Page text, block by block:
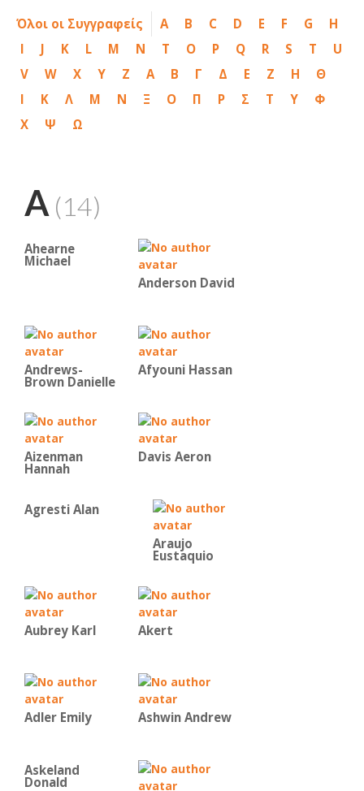
Όλοι οι Συγγραφείς A B C D E F G
H
I
J K L M N T O P Q R S T
U
V
W X Y Z Α Β Γ Δ Ε Ζ Η
Θ
Ι
Κ Λ Μ Ν Ξ Ο Π Ρ Σ Τ Υ
Φ
Χ
Ψ Ω
A (14)
Ahearne
Michael
Anderson David
Andrews-
Brown Danielle
Afyouni Hassan
Aizenman
Hannah
Davis Aeron
Agresti Alan
Araujo
Eustaquio
Aubrey Karl Akert
Adler Emily Ashwin Andrew
Askeland
Donald